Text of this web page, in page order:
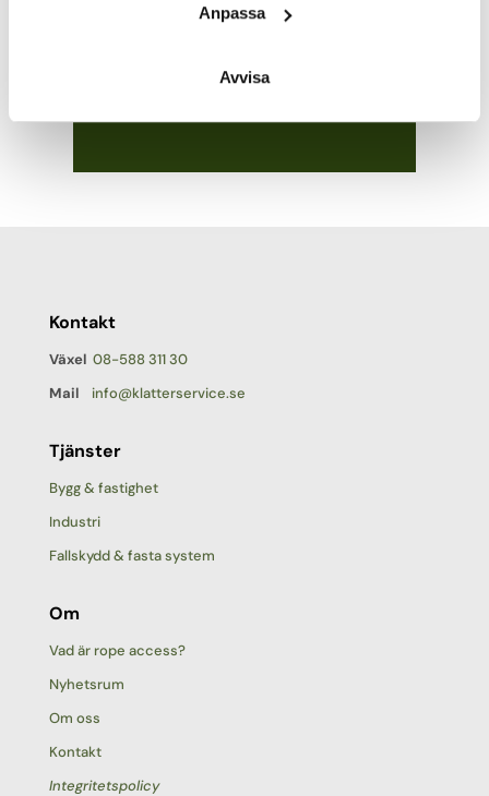
Anpassa
Avvisa
produkter!
Kontakt
Kontakt
Växel 08-588 311 30
Mail info@klatterservice.se
Tjänster
Bygg & fastighet
Industri
Fallskydd & fasta system
Om
Vad är rope access?
Nyhetsrum
Om oss
Kontakt
Integritetspolicy